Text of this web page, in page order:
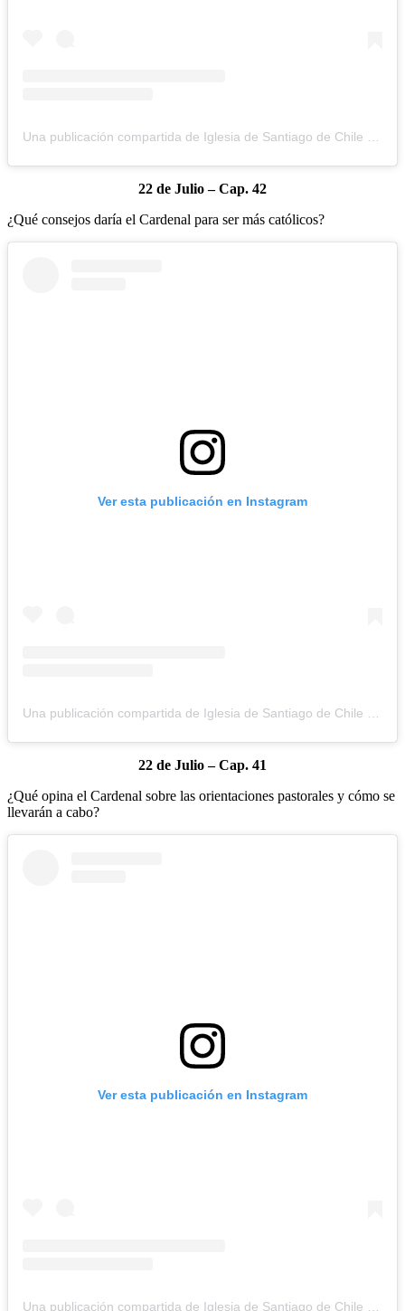
Una publicación compartida de Iglesia de Santiago de Chile (@iglesiadesantiago)
22 de Julio – Cap. 42
¿Qué consejos daría el Cardenal para ser más católicos?
Ver esta publicación en Instagram
Una publicación compartida de Iglesia de Santiago de Chile (@iglesiadesantiago)
22 de Julio – Cap. 41
¿Qué opina el Cardenal sobre las orientaciones pastorales y cómo se
llevarán a cabo?
Ver esta publicación en Instagram